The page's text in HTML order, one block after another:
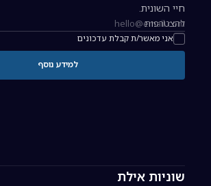
שוניות אילת
חיי השונית.
כתובת אימייל להרשמה לניוזלטר
אני מאשר/ת קבלת עדכונים
להצטרפות
למידע נוסף